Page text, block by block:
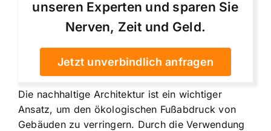
unseren Experten und sparen Sie
Nerven, Zeit und Geld.
Jetzt unverbindlich anfragen
Die nachhaltige Architektur ist ein wichtiger
Ansatz, um den ökologischen Fußabdruck von
Gebäuden zu verringern. Durch die Verwendung